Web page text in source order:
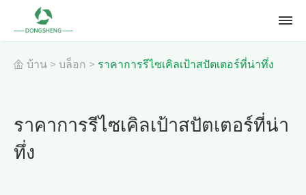
บ้าน > บล็อก > ราคาการรีไซเคิลเป้าสปัตเตอร์ที่น่าทึ่ง
ราคาการรีไซเคิลเป้าสปัตเตอร์ที่น่า
ทึ่ง